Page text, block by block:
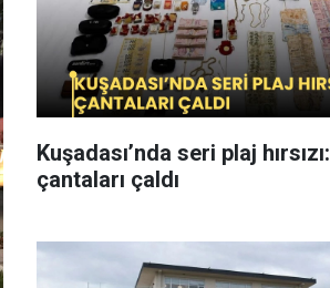
Kuşadası’nda seri plaj hırsızı:
çantaları çaldı